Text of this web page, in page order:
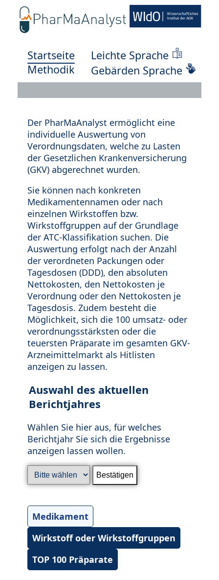
Startseite
Methodik
Leichte Sprache
Gebärden Sprache
Der PharMaAnalyst ermöglicht eine
individuelle Auswertung von
Verordnungsdaten, welche zu Lasten
der Gesetzlichen Krankenversicherung
(GKV) abgerechnet wurden.
Sie können nach konkreten
Medikamentennamen oder nach
einzelnen Wirkstoffen bzw.
Wirkstoffgruppen auf der Grundlage
der ATC-Klassifikation suchen. Die
Auswertung erfolgt nach der Anzahl
der verordneten Packungen oder
Tagesdosen (DDD), den absoluten
Nettokosten, den Nettokosten je
Verordnung oder den Nettokosten je
Tagesdosis. Zudem besteht die
Möglichkeit, sich die 100 umsatz- oder
verordnungsstärksten oder die
teuersten Präparate im gesamten GKV-
Arzneimittelmarkt als Hitlisten
anzeigen zu lassen.
Auswahl des aktuellen
Berichtjahres
Wählen Sie hier aus, für welches
Berichtjahr Sie sich die Ergebnisse
anzeigen lassen wollen.
Medikament
Wirkstoff oder Wirkstoffgruppen
TOP 100 Präparate